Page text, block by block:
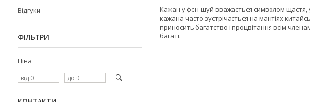
Кажан у фен-шуй вважається символом щастя,
кажана часто зустрічається на мантіях
приносить багатство і процвітання всім
багаті.
Відгуки
ФІЛЬТРИ
Ціна